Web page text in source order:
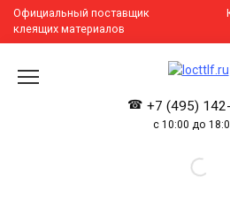
Перейти
содержанию
Официальный поставщик
клеящих материалов
+7 (495)
с 10:00 до